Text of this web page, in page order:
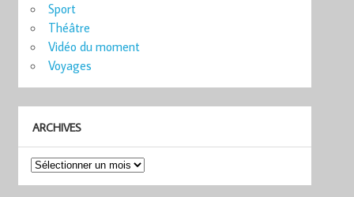
Sport
Théâtre
Vidéo du moment
Voyages
ARCHIVES
Archives